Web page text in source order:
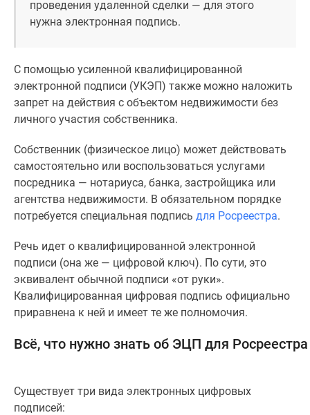
Апартаменты
#траншевая
ипотека
#рассрочка
ипотека
Квартиры
скидками
41%
новостроек
Субсидированная
застройщиком
Rutube
Москве
проведения удаленной сделки — для этого
нужна электронная подпись.
С помощью усиленной квалифицированной
электронной подписи (УКЭП) также можно наложить
запрет на действия с объектом недвижимости без
личного участия собственника.
Собственник (физическое лицо) может действовать
самостоятельно или воспользоваться услугами
посредника — нотариуса, банка, застройщика или
агентства недвижимости. В обязательном порядке
потребуется специальная подпись для Росреестра.
Речь идет о квалифицированной электронной
подписи (она же — цифровой ключ). По сути, это
эквивалент обычной подписи «от руки».
Квалифицированная цифровая подпись официально
приравнена к ней и имеет те же полномочия.
Всё, что нужно знать об ЭЦП для Росреестра
Существует три вида электронных цифровых
подписей: